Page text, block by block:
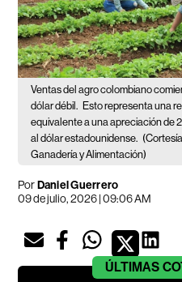
Ventas del agro colombiano
dólar débil. Esto representa una
equivalente a una apreciación de
al dólar estadounidense.
Ganadería y Alimentación)
PorDaniel Guerrero
09 de julio, 2026 | 09:06 AM
ÚLTIMAS